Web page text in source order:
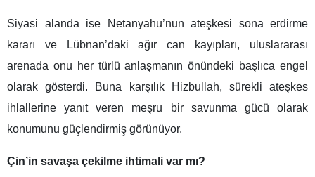
Siyasi alanda ise Netanyahu’nun ateşkesi sona erdirme
kararı ve Lübnan’daki ağır can kayıpları, uluslararası
arenada onu her türlü anlaşmanın önündeki başlıca engel
olarak gösterdi. Buna karşılık Hizbullah, sürekli ateşkes
ihlallerine yanıt veren meşru bir savunma gücü olarak
konumunu güçlendirmiş görünüyor.
Çin’in savaşa çekilme ihtimali var mı?